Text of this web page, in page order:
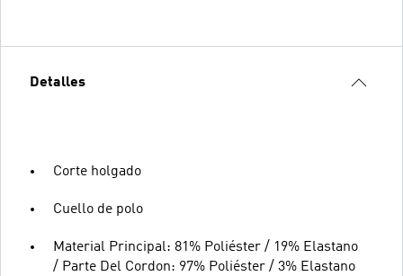
Detalles
Corte holgado
Cuello de polo
Material Principal: 81% Poliéster / 19% Elastano
/ Parte Del Cordon: 97% Poliéster / 3% Elastano